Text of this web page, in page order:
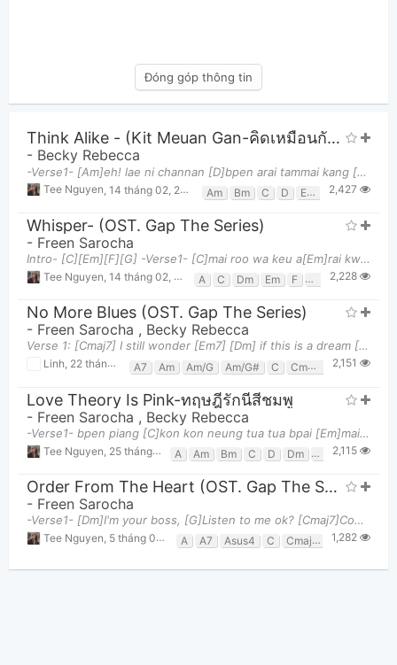
Đóng góp thông tin
Think Alike - (Kit Meuan Gan-คิดเหมือนกัน- OST. Gap The Series)
- Becky Rebecca
-Verse1- [Am]eh! lae ni channan [D]bpen arai tammai kang [Bm]nai san baeb [Em]ni [Am]ooh! reu kwa
Tee Nguyen 14 tháng 02, 2023 lúc 12:30am Am Bm C D Em Gmaj7
2,427
Whisper- (OST. Gap The Series)
- Freen Sarocha
Intro- [C][Em][F][G] -Verse1- [C]mai roo wa keu a[Em]rai kwam rusuek [F]ni meua mi ter glai dton
Tee Nguyen 14 tháng 02, 2023 lúc 01:46am A C Dm Em F Fm G Gm
2,228
No More Blues (OST. Gap The Series)
- Freen Sarocha , Becky Rebecca
Verse 1: [Cmaj7] I still wonder [Em7] [Dm] if this is a dream [G] [Cmaj7] that someone like you [Em
Linh, 22 tháng 02, 2023 lúc 09:09pm A7 Am Am/G Am/G# C Cmaj7 Dm Em
2,151
Love Theory Is Pink-ทฤษฎีรักนี้สีชมพู
- Freen Sarocha , Becky Rebecca
-Verse1- bpen piang [C]kon kon neung tua tua bpai [Em]mai na sonjai dtae ru [F]bang mai ter ngai s
Tee Nguyen 25 tháng 01, 2023 lúc 10:50pm A Am Bm C D Dm Em F F#
2,115
Order From The Heart (OST. Gap The Series - คำสั่งจากหัวใจ)
- Freen Sarocha
-Verse1- [Dm]I'm your boss, [G]Listen to me ok? [Cmaj7]Come closer, closer, [A7]and be my lover [
Tee Nguyen 5 tháng 04, 2023 lúc 10:06am A A7 Asus4 C Cmaj7 Dm Em
1,282